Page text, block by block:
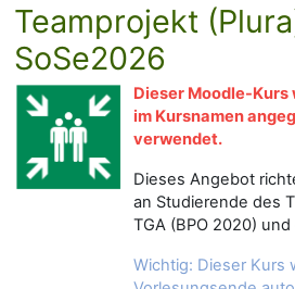
Teamprojekt
SoSe2026
Dieser Moodle-Kurs
im Kursnamen
verwendet.
Dieses Angebot
an Studierende des
TGA (BPO 2020)
Wichtig: Dieser Kurs